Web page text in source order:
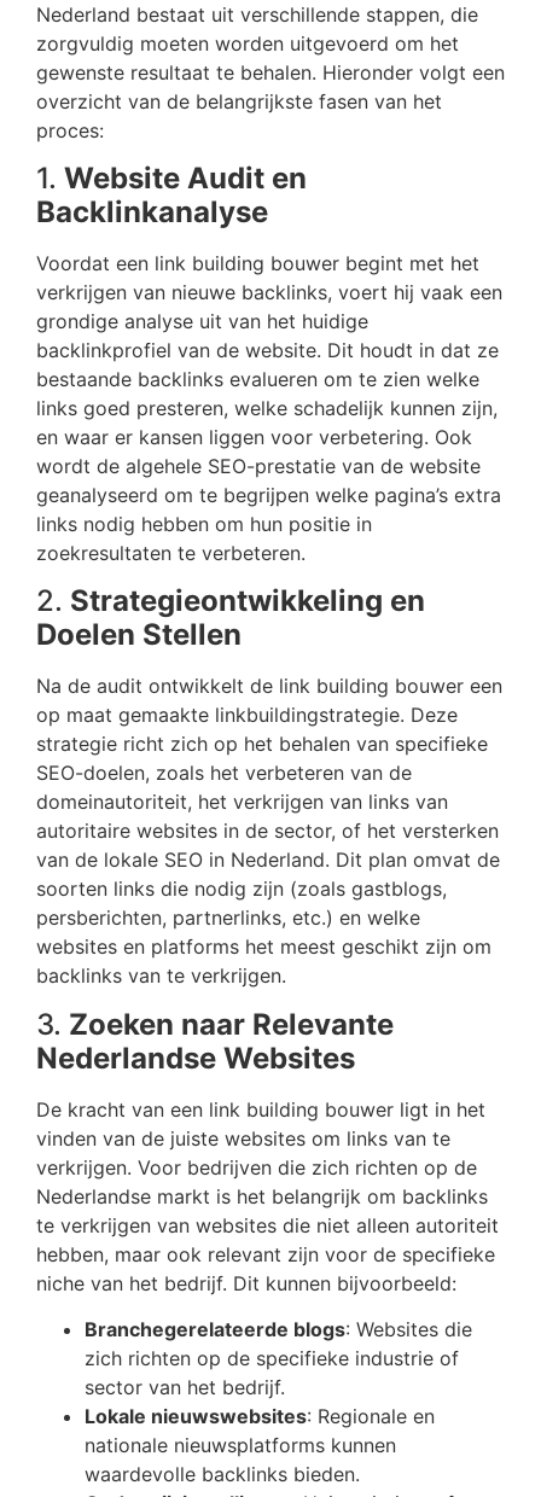
Nederland bestaat uit verschillende stappen, die
zorgvuldig moeten worden uitgevoerd om het
gewenste resultaat te behalen. Hieronder volgt een
overzicht van de belangrijkste fasen van het
proces:
1. Website Audit en
Backlinkanalyse
Voordat een link building bouwer begint met het
verkrijgen van nieuwe backlinks, voert hij vaak een
grondige analyse uit van het huidige
backlinkprofiel van de website. Dit houdt in dat ze
bestaande backlinks evalueren om te zien welke
links goed presteren, welke schadelijk kunnen zijn,
en waar er kansen liggen voor verbetering. Ook
wordt de algehele SEO-prestatie van de website
geanalyseerd om te begrijpen welke pagina’s extra
links nodig hebben om hun positie in
zoekresultaten te verbeteren.
2. Strategieontwikkeling en
Doelen Stellen
Na de audit ontwikkelt de link building bouwer een
op maat gemaakte linkbuildingstrategie. Deze
strategie richt zich op het behalen van specifieke
SEO-doelen, zoals het verbeteren van de
domeinautoriteit, het verkrijgen van links van
autoritaire websites in de sector, of het versterken
van de lokale SEO in Nederland. Dit plan omvat de
soorten links die nodig zijn (zoals gastblogs,
persberichten, partnerlinks, etc.) en welke
websites en platforms het meest geschikt zijn om
backlinks van te verkrijgen.
3. Zoeken naar Relevante
Nederlandse Websites
De kracht van een link building bouwer ligt in het
vinden van de juiste websites om links van te
verkrijgen. Voor bedrijven die zich richten op de
Nederlandse markt is het belangrijk om backlinks
te verkrijgen van websites die niet alleen autoriteit
hebben, maar ook relevant zijn voor de specifieke
niche van het bedrijf. Dit kunnen bijvoorbeeld:
Branchegerelateerde blogs: Websites die
zich richten op de specifieke industrie of
sector van het bedrijf.
Lokale nieuwswebsites: Regionale en
nationale nieuwsplatforms kunnen
waardevolle backlinks bieden.